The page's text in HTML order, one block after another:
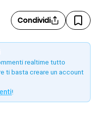
Condividi
realtime tutto
ti basta creare un account
!